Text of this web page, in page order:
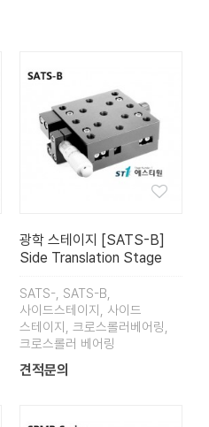
광학 스테이지 [SATS-B]
Side Translation Stage
SATS-, SATS-B,
사이드스테이지, 사이드
스테이지, 크로스롤러베어링,
크로스롤러 베어링
견적문의